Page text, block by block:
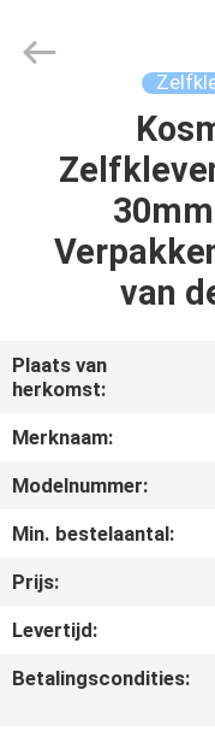
PRODUCTEN
ONGEVEER
FABRIEKSREIS
CONTACTEER
ONS
VERZOEK
CO.,LTD.
van
Plaats van
herkomst:
Merknaam:
Modelnummer:
Min. bestelaantal:
Prijs:
Levertijd:
Betalingscondities: